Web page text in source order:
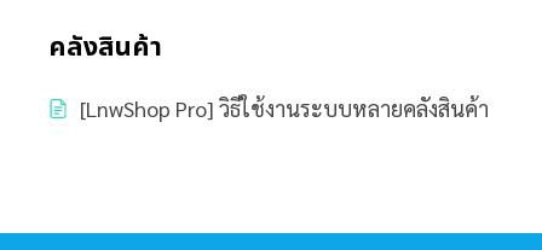
คลังสินค้า
[LnwShop Pro] วิธีใช้งานระบบหลายคลังสินค้า